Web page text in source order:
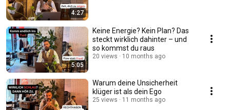
4:27
5:05
Keine Energie? Kein Plan? Das
steckt wirklich dahinter – und
so kommst du raus
20 views 10 months ago
Warum deine Unsicherheit
klüger ist als dein Ego
25 views 11 months ago